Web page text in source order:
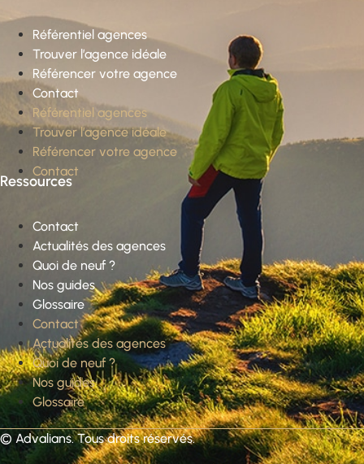
Référentiel agences
Trouver l’agence idéale
Référencer votre agence
Contact
Référentiel agences
Trouver l’agence idéale
Référencer votre agence
Contact
Ressources
Contact
Actualités des agences
Quoi de neuf ?
Nos guides
Glossaire
Contact
Actualités des agences
Quoi de neuf ?
Nos guides
Glossaire
© Advalians. Tous droits réservés.